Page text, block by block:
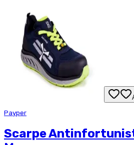
Payper
Scarpe